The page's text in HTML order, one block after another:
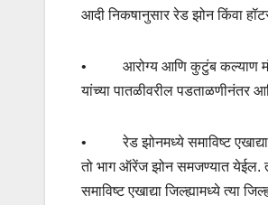
आदी निकषानुसार रेड झोन किंवा
• आरोग्य आणि कुटुंब कल्याण
यांच्या पातळीवरील पडताळणीनंतर
•रेड झोनमध्ये समाविष्ट
तो भाग ऑरेंज झोन समजण्यात येईल.
समाविष्ट एखाद्या जिल्ह्यामध्ये त्या